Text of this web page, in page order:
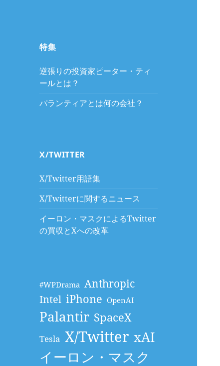
特集
逆張りの投資家ピーター・ティ
ールとは？
パランティアとは何の会社？
X/TWITTER
X/Twitter用語集
X/Twitterに関するニュース
イーロン・マスクによるTwitter
の買収とXへの改革
#WPDrama Anthropic
Intel iPhone OpenAI
Palantir SpaceX
Tesla X/Twitter xAI
イーロン・マスク